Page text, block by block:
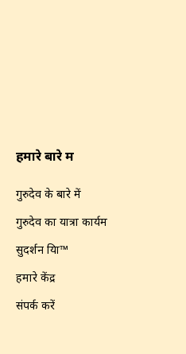
हमारे बारे में
गुरुदेव के बारे में
गुरुदेव का यात्रा कार्यक्रम
सुदर्शन क्रिया™
हमारे केंद्र
संपर्क करें